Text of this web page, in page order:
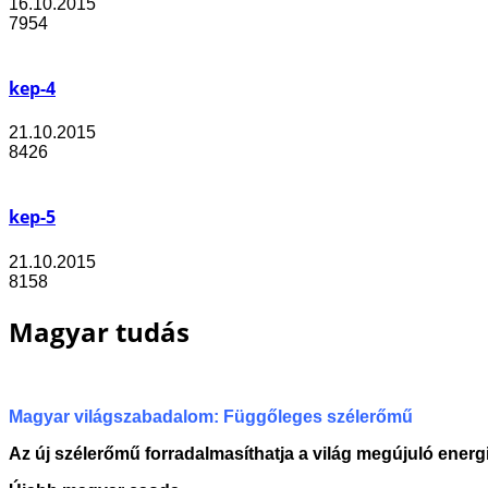
7954
kep-4
21.10.2015
8426
kep-5
21.10.2015
8158
Magyar tudás
Magyar világszabadalom: Függőleges szélerőmű
Az új szélerőmű forradalmasíthatja a világ megújuló